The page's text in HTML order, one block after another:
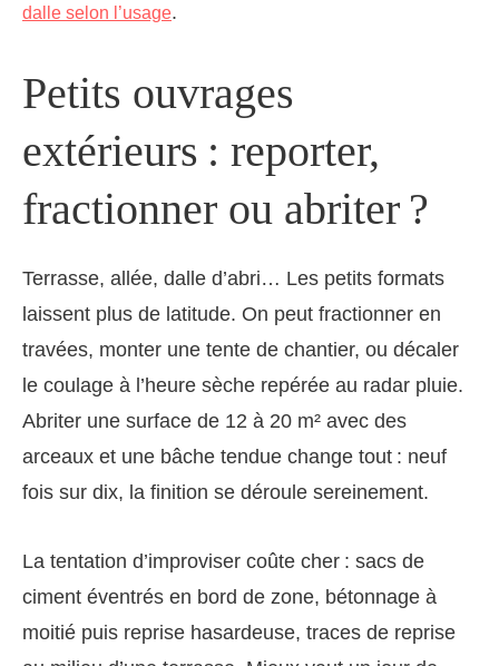
dalle selon l’usage.
Petits ouvrages
extérieurs : reporter,
fractionner ou abriter ?
Terrasse, allée, dalle d’abri… Les petits formats
laissent plus de latitude. On peut fractionner en
travées, monter une tente de chantier, ou décaler
le coulage à l’heure sèche repérée au radar pluie.
Abriter une surface de 12 à 20 m² avec des
arceaux et une bâche tendue change tout : neuf
fois sur dix, la finition se déroule sereinement.
La tentation d’improviser coûte cher : sacs de
ciment éventrés en bord de zone, bétonnage à
moitié puis reprise hasardeuse, traces de reprise